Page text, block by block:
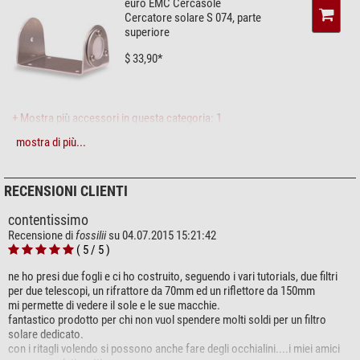
Filtri per cannocchiali, piccoli telescopi amatoriali e teleobiettivi
Filtri per telescopi da medi a grandi
(Stefan Taube)
obiettivi di fotocamere.
Per l'osservazione a occhio nudo, utilizzi gli occhiali
modifiche.
(Stefan Taube)
euro EMC Cercasole
Cercatore solare S 074, parte
superiore
$ 33,90*
+ Mostra più accessori in questa categoria: 1
Filtro (2)
Solar Continuum 2"
+ Mostra più accessori in questa categoria: 1
Pubblicazioni (2)
Atlas
mostra di più...
RECENSIONI CLIENTI
contentissimo
Recensione difossiliisu 04.07.2015 15:21:42
( 5 / 5 )
ne ho presi due fogli e ci ho costruito, seguendo i vari tutorials, due filtri
per due telescopi, un rifrattore da 70mm ed un riflettore da 150mm
mi permette di vedere il sole e le sue macchie.
fantastico prodotto per chi non vuol spendere molti soldi per un filtro
solare dedicato.
con i ritagli volendo si possono anche fare degli occhialini....i miei amici